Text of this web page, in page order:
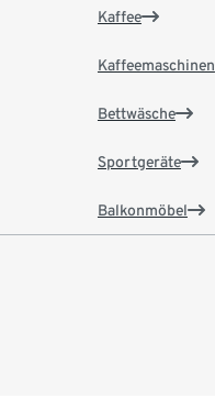
Kaffee
Kaffeemaschinen
Bettwäsche
Sportgeräte
Balkonmöbel